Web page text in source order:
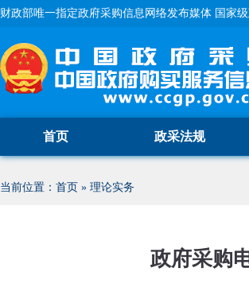
财政部唯一指定政府采购信息网络发布媒体 国家
首页 政采法规
当前位置： 首页 » 理论实务
政府采购